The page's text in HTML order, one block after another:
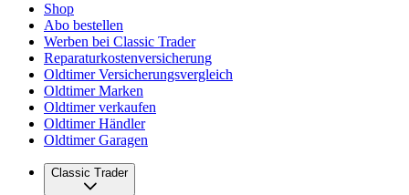
Shop
Abo bestellen
Werben bei Classic Trader
Reparaturkostenversicherung
Oldtimer Versicherungsvergleich
Oldtimer Marken
Oldtimer verkaufen
Oldtimer Händler
Oldtimer Garagen
Classic Trader